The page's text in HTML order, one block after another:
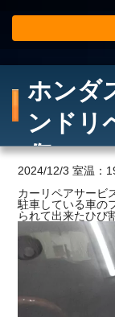
ホンダ
ンドリ
傷
2024/12/3 室温：
カーリペアサービ
駐車している車の
られて出来たひび